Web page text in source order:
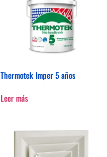
Thermotek Imper 5 años
Leer más